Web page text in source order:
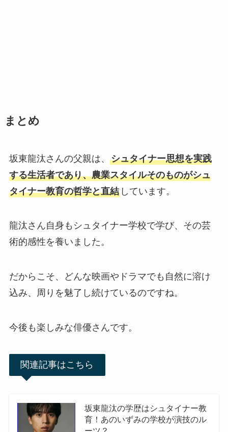
まとめ
坂東龍汰さんの父親は、 シュタイナー思想を実践
する生活者であり、農業スタイルそのものがシュ
タイナー教育の哲学と直結しています。
龍汰さん自身もシュタイナー学校で学び、その芸
術的感性を養いました。
だからこそ、どんな映画やドラマでも自然に溶け
込み、周りを魅了し続けているのですね。
今後も楽しみな俳優さんです。
関連記事はこちら
坂東龍汰の学歴はシュタイナー教
育！あのいずみの学校が演技のル